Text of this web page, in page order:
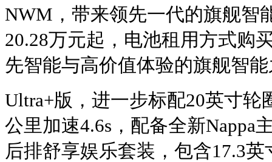
NWM，带来领先一代的旗舰智
20.28万元起，电池租用方式购
先智能与高价值体验的旗舰智
Ultra+版，进一步标配20英寸轮
公里加速4.6s，配备全新Nappa
后排舒享娱乐套装，包含17.3